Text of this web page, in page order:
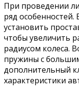
При проведении
ряд
установить
чтобы увеличить
радиусом колеса.
пружины с
дополнительный
характеристики